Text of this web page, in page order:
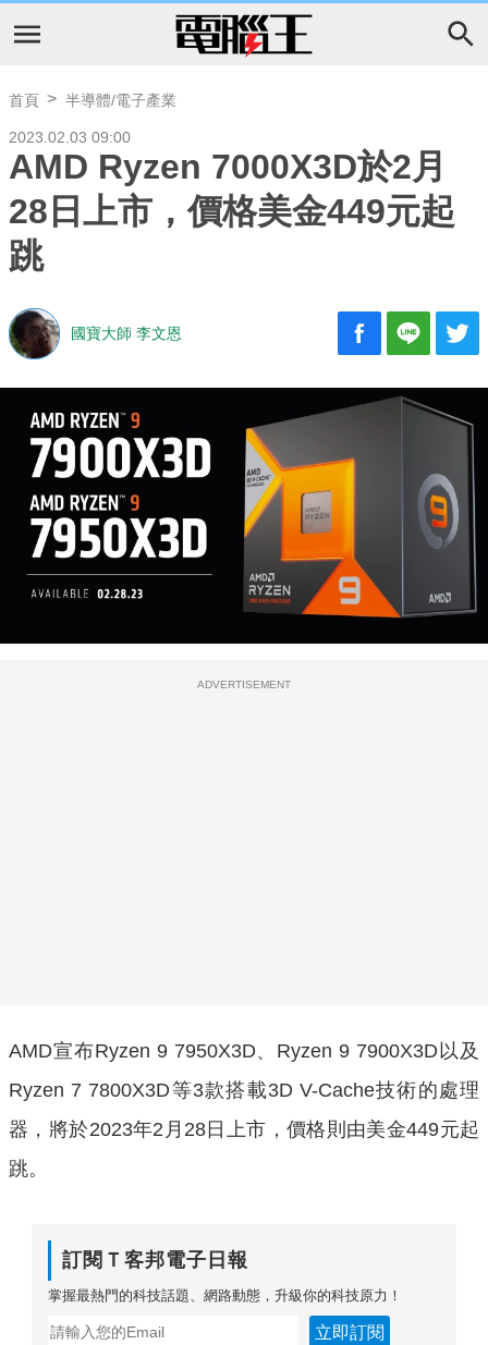
首頁 半導體/電子產業
2023.02.03 09:00
AMD Ryzen 7000X3D於2月
28日上市，價格美金449元起
跳
國寶大師 李文恩
ADVERTISEMENT
AMD宣布Ryzen 9 7950X3D、Ryzen 9 7900X3D以及
Ryzen 7 7800X3D等3款搭載3D V-Cache技術的處理
器，將於2023年2月28日上市，價格則由美金449元起
跳。
訂閱Ｔ客邦電子日報
掌握最熱門的科技話題、網路動態，升級你的科技原力！
立即訂閱